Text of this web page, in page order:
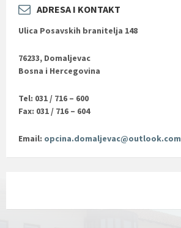
ADRESA I KONTAKT
Ulica Posavskih branitelja 148
76233, Domaljevac
Bosna i Hercegovina
Tel: 031 / 716 – 600
Fax: 031 / 716 – 604
Email: opcina.domaljevac@outlook.com